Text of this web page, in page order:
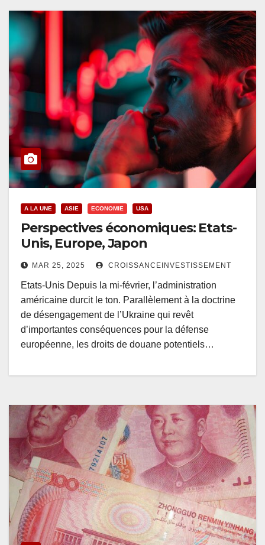
A LA UNE ASIE ECONOMIE USA
Perspectives économiques: Etats-
Unis, Europe, Japon
MAR 25, 2025 CROISSANCEINVESTISSEMENT
Etats-Unis Depuis la mi-février, l’administration
américaine durcit le ton. Parallèlement à la doctrine
de désengagement de l’Ukraine qui revêt
d’importantes conséquences pour la défense
européenne, les droits de douane potentiels…